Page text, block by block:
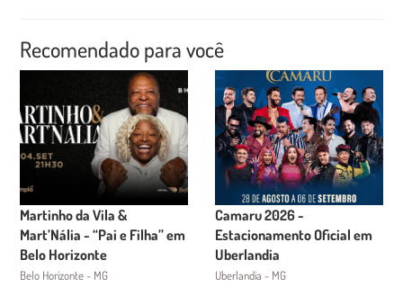
Recomendado para você
Martinho da Vila &
Mart’Nália - “Pai e Filha” em
Belo Horizonte
Belo Horizonte - MG
Camaru 2026 -
Estacionamento Oficial em
Uberlandia
Uberlandia - MG